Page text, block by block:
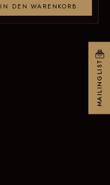
IN DEN WARENKORB
MAILINGLIST